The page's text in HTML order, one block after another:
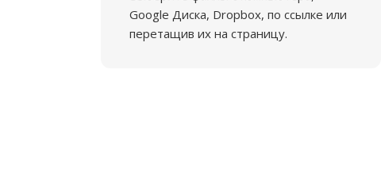
Google Диска, Dropbox, по ссылке или
перетащив их на страницу.